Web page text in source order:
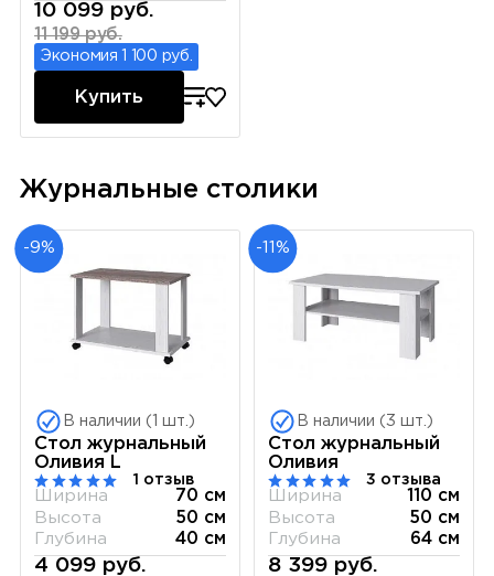
10 099 руб.
11 199 руб.
Экономия 1 100 руб.
Купить
Журнальные столики
-9%
В наличии (1 шт.)
Стол журнальный
Оливия L
1 отзыв
Ширина
70 см
Высота
50 см
Глубина
40 см
4 099 руб.
-11%
В наличии (3 шт.)
Стол журнальный
Оливия
3 отзыва
Ширина
110 см
Высота
50 см
Глубина
64 см
8 399 руб.